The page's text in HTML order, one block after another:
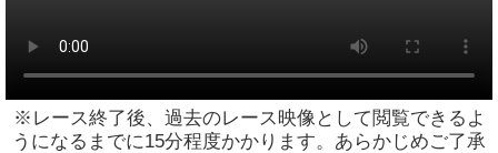
※レース終了後、過去のレース映像として閲覧できるよ
うになるまでに15分程度かかります。あらかじめご了承